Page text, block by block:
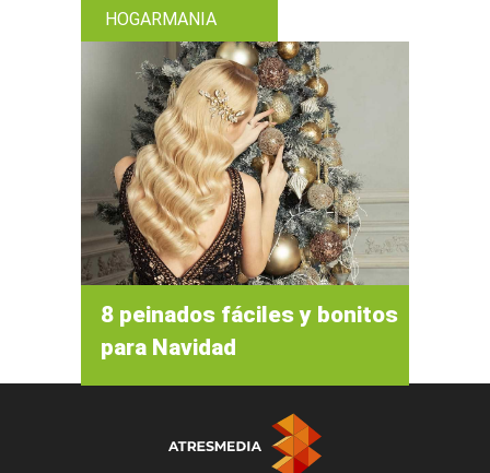
HOGARMANIA
8 peinados fáciles y bonitos
para Navidad